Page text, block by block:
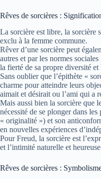
Rêves de sorcières :
La sorcière est libre, la sorcière
exclu à la femme commune.
Rêver d’une sorcière peut
autres et par les normes
la fierté de sa propre diversité
Sans oublier que l’épithète «
charme pour atteindre leurs
aimait et désirait ou l’ami qui a
Mais aussi bien la sorcière que
nécessité de se plonger dans
« originalité ») et son
en nouvelles expériences
Pour Freud, la sorcière est
et l’intimité naturelle et
Rêves de sorcières :